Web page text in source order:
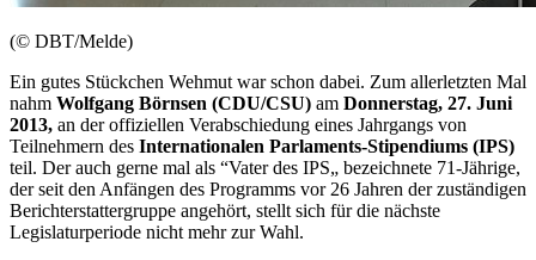
(© DBT/Melde)
Ein gutes Stückchen Wehmut war schon dabei. Zum allerletzten Mal
nahm Wolfgang Börnsen (CDU/CSU) am Donnerstag, 27. Juni
2013, an der offiziellen Verabschiedung eines Jahrgangs von
Teilnehmern des Internationalen Parlaments-Stipendiums (IPS)
teil. Der auch gerne mal als “Vater des IPS„ bezeichnete 71-Jährige,
der seit den Anfängen des Programms vor 26 Jahren der zuständigen
Berichterstattergruppe angehört, stellt sich für die nächste
Legislaturperiode nicht mehr zur Wahl.